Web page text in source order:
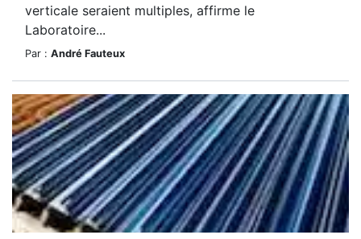
verticale seraient multiples, affirme le
Laboratoire...
Par : André Fauteux